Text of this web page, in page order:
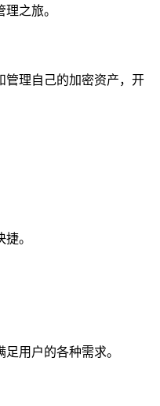
之旅。
管理自己的加密资产，开
。
用户的各种需求。